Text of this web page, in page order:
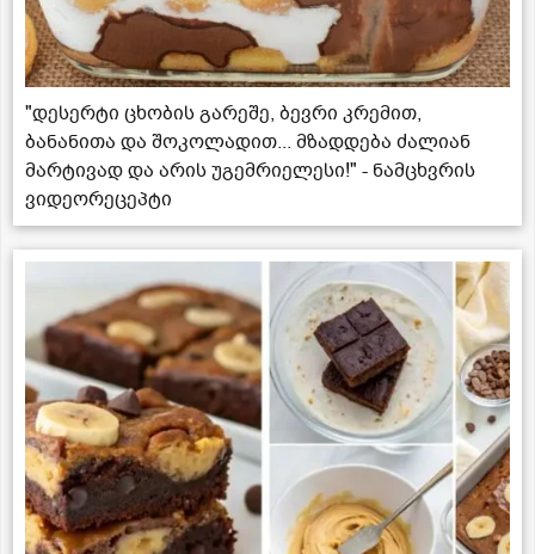
"დესერტი ცხობის გარეშე, ბევრი კრემით,
ბანანითა და შოკოლადით... მზადდება ძალიან
მარტივად და არის უგემრიელესი!" - ნამცხვრის
ვიდეორეცეპტი